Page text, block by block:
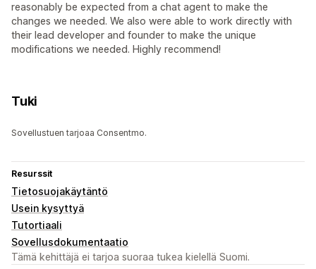
reasonably be expected from a chat agent to make the
changes we needed. We also were able to work directly with
their lead developer and founder to make the unique
modifications we needed. Highly recommend!
Tuki
Sovellustuen tarjoaa Consentmo.
Resurssit
Tietosuojakäytäntö
Usein kysyttyä
Tutortiaali
Sovellusdokumentaatio
Tämä kehittäjä ei tarjoa suoraa tukea kielellä Suomi.